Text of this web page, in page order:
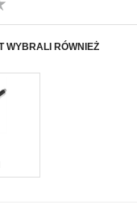
WYBRALI RÓWNIEŻ